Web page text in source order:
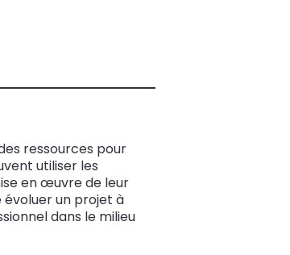
ressources pour
utiliser les
en œuvre de leur
un projet à
dans le milieu